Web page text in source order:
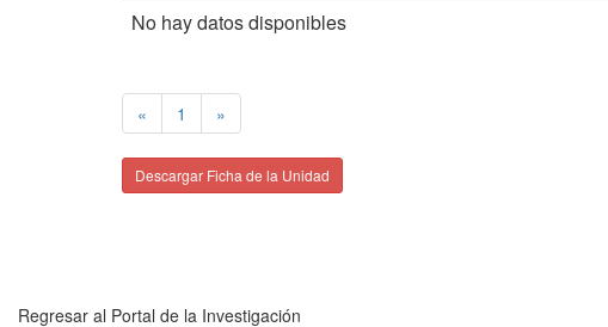
No hay datos disponibles
« 1 »
Descargar Ficha de la Unidad
Regresar al Portal de la Investigación